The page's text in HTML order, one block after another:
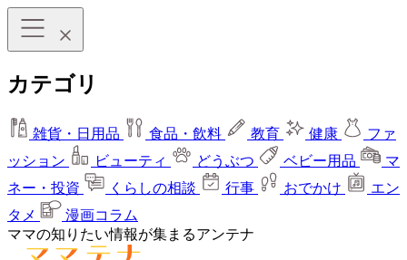
カテゴリ
雑貨・日用品 食品・飲料 教育 健康
ファ
ッション
ビューティ どうぶつ ベビー用品
マ
ネー・投資
くらしの相談 行事 おでかけ
エン
タメ
漫画コラム
ママの知りたい情報が集まるアンテナ